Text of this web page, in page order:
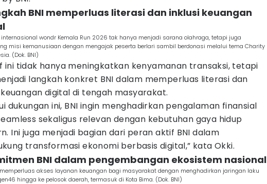
BNI memperluas literasi dan inklusi keuangan
wondr Kemala Run 2026 tak hanya menjadi sarana olahraga, tetapi juga
misi kemanusiaan dengan mengajak peserta berlari sambil berdonasi melalui tema Charity
(Dok. BNI)
ini tidak hanya meningkatkan kenyamanan transaksi, tetapi
langkah konkret BNI dalam memperluas literasi dan
digital di tengah masyarakat.
dukungan ini, BNI ingin menghadirkan pengalaman finansial
sekaligus relevan dengan kebutuhan gaya hidup
Ini juga menjadi bagian dari peran aktif BNI dalam
transformasi ekonomi berbasis digital,” kata Okki.
BNI dalam pengembangan ekosistem nasional
memperluas akses layanan keuangan bagi masyarakat dengan menghadirkan jaringan laku
hingga ke pelosok daerah, termasuk di Kota Bima. (Dok. BNI)